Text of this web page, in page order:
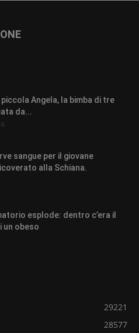
piccola Angela, la bimba di tre
da...
sangue per il giovane
alla Schiana.
esplode: dentro c’era il
un obeso
29221
28577